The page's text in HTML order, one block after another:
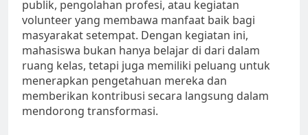
publik, pengolahan profesi, atau kegiatan
volunteer yang membawa manfaat baik bagi
masyarakat setempat. Dengan kegiatan ini,
mahasiswa bukan hanya belajar di dari dalam
ruang kelas, tetapi juga memiliki peluang untuk
menerapkan pengetahuan mereka dan
memberikan kontribusi secara langsung dalam
mendorong transformasi.